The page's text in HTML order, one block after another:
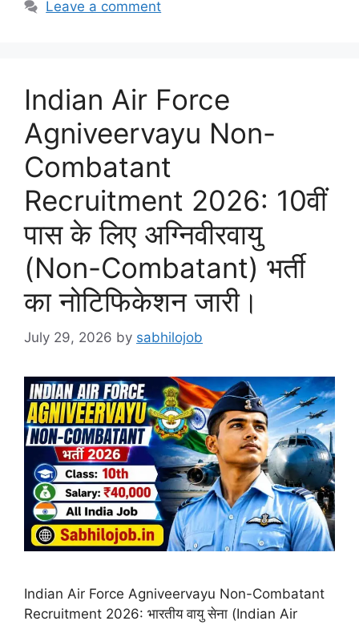
Leave a comment
Indian Air Force
Agniveervayu Non-
Combatant
Recruitment 2026: 10वीं
पास के लिए अग्निवीरवायु
(Non-Combatant) भर्ती
का नोटिफिकेशन जारी।
July 29, 2026 by sabhilojob
Indian Air Force Agniveervayu Non-Combatant
Recruitment 2026: भारतीय वायु सेना (Indian Air